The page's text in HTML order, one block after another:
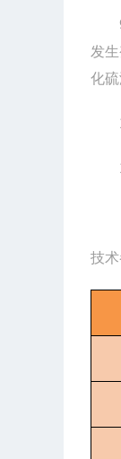
9
发
化
10
11
技